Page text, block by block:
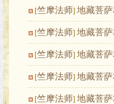
[竺摩法师] 地藏菩
[竺摩法师] 地藏菩
[竺摩法师] 地藏菩
[竺摩法师] 地藏菩
[竺摩法师] 地藏菩